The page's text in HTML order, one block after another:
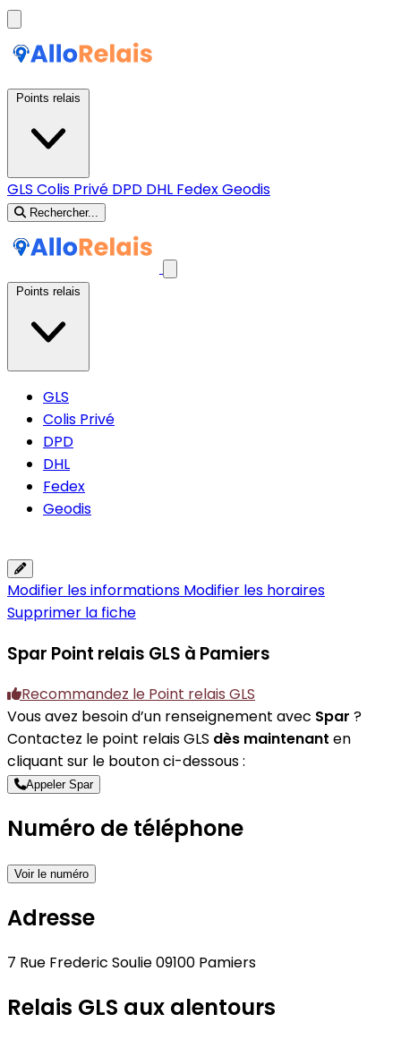
GLS Colis Privé DPD DHL FedexGeodis
Rechercher...
GLS
Colis Privé
DPD
DHL
Fedex
Geodis
Modifier les informations Modifier les horaires
Supprimer la fiche
Spar Point relais GLS à Pamiers
Recommandez le Point relais GLS
Vous avez besoin d’un renseignement avec Spar ?
Contactez le point relais GLS dès maintenant en
cliquant sur le bouton ci-dessous :
Appeler Spar
Numéro de téléphone
Voir le numéro
Adresse
7 Rue Frederic Soulie 09100 Pamiers
Relais GLS aux alentours